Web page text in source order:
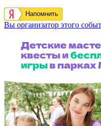
Напомнить
Вы организатор этого